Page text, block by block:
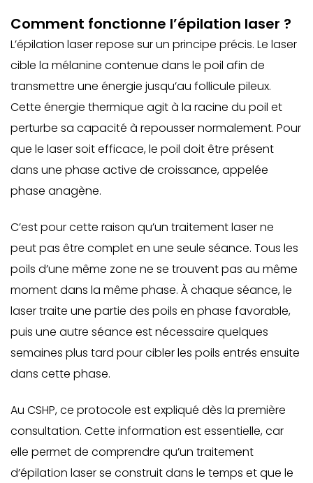
Comment fonctionne l’épilation laser ?
L’épilation laser repose sur un principe précis. Le laser
cible la mélanine contenue dans le poil afin de
transmettre une énergie jusqu’au follicule pileux.
Cette énergie thermique agit à la racine du poil et
perturbe sa capacité à repousser normalement. Pour
que le laser soit efficace, le poil doit être présent
dans une phase active de croissance, appelée
phase anagène.
C’est pour cette raison qu’un traitement laser ne
peut pas être complet en une seule séance. Tous les
poils d’une même zone ne se trouvent pas au même
moment dans la même phase. À chaque séance, le
laser traite une partie des poils en phase favorable,
puis une autre séance est nécessaire quelques
semaines plus tard pour cibler les poils entrés ensuite
dans cette phase.
Au CSHP, ce protocole est expliqué dès la première
consultation. Cette information est essentielle, car
elle permet de comprendre qu’un traitement
d’épilation laser se construit dans le temps et que le